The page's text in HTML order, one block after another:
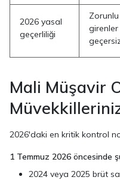
2026 yasal
geçerliliği
girenler
Mali Müşavir
2026'daki en kritik kontrol
1 Temmuz 2026 öncesinde
2024 veya 2025 brüt